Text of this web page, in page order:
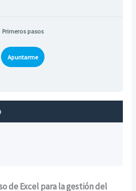
Primeros pasos
Apuntarme
de Excel para la gestión del